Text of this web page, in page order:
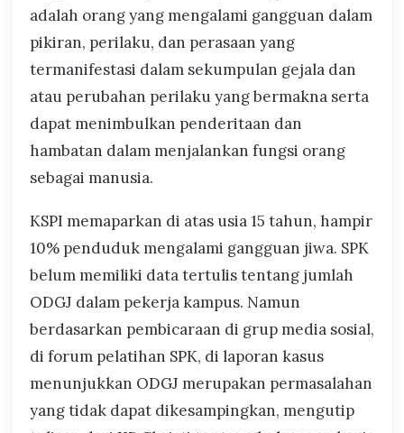
adalah orang yang mengalami gangguan dalam
pikiran, perilaku, dan perasaan yang
termanifestasi dalam sekumpulan gejala dan
atau perubahan perilaku yang bermakna serta
dapat menimbulkan penderitaan dan
hambatan dalam menjalankan fungsi orang
sebagai manusia.
KSPI memaparkan di atas usia 15 tahun, hampir
10% penduduk mengalami gangguan jiwa. SPK
belum memiliki data tertulis tentang jumlah
ODGJ dalam pekerja kampus. Namun
berdasarkan pembicaraan di grup media sosial,
di forum pelatihan SPK, di laporan kasus
menunjukkan ODGJ merupakan permasalahan
yang tidak dapat dikesampingkan, mengutip